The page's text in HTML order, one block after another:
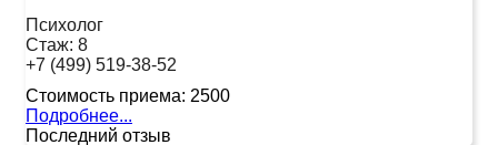
Психолог
Стаж: 8
+7 (499) 519-38-52
Стоимость приема: 2500
Подробнее...
Последний отзыв